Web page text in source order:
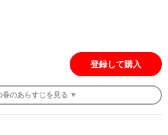
登録して購入
巻のあらすじを 見る ▼